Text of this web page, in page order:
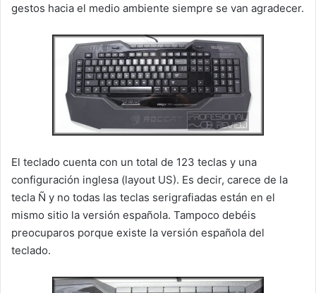
gestos hacia el medio ambiente siempre se van agradecer.
El teclado cuenta con un total de 123 teclas y una
configuración inglesa (layout US). Es decir, carece de la
tecla Ñ y no todas las teclas serigrafiadas están en el
mismo sitio la versión española. Tampoco debéis
preocuparos porque existe la versión española del
teclado.